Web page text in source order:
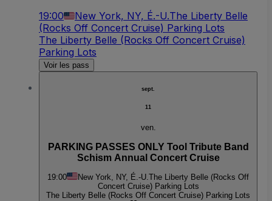
19:00 New York, NY, É.-U.The Liberty Belle
(Rocks Off Concert Cruise) Parking Lots
The Liberty Belle (Rocks Off Concert Cruise)
Parking Lots
Voir les pass
sept.
11
ven.
PARKING PASSES ONLY Tool Tribute Band
Schism Annual Concert Cruise
19:00 New York, NY, É.-U.The Liberty Belle (Rocks Off
Concert Cruise) Parking Lots
The Liberty Belle (Rocks Off Concert Cruise) Parking Lots